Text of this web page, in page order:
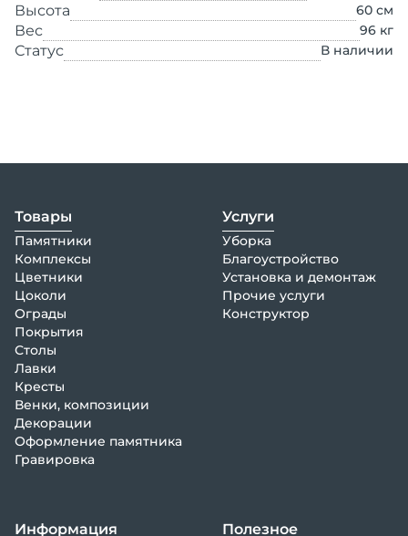
Высота 60 см
Вес 96 кг
Статус В наличии
Товары
Памятники
Комплексы
Цветники
Цоколи
Ограды
Покрытия
Столы
Лавки
Кресты
Венки, композиции
Декорации
Оформление памятника
Гравировка
Услуги
Уборка
Благоустройство
Установка и демонтаж
Прочие услуги
Конструктор
Информация Полезное